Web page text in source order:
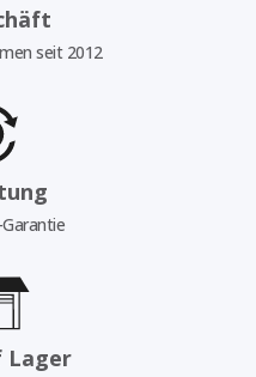
seit 2012
Lager